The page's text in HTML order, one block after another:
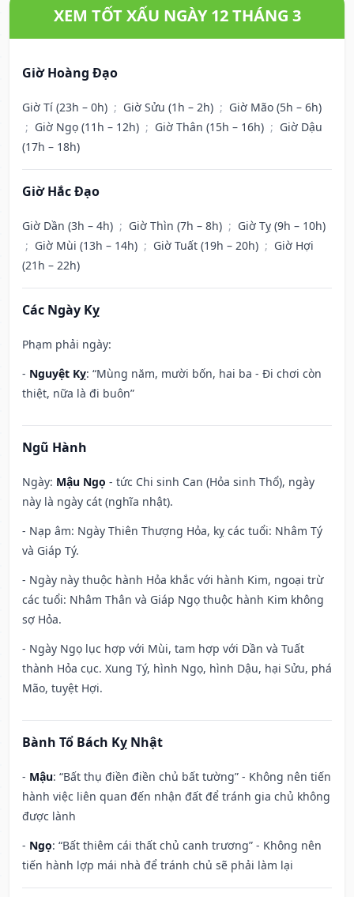
XEM TỐT XẤU NGÀY 12 THÁNG 3
Giờ Hoàng Đạo
Giờ Tí (23h – 0h) ; Giờ Sửu (1h – 2h) ; Giờ Mão (5h – 6h)
; Giờ Ngọ (11h – 12h) ; Giờ Thân (15h – 16h) ; Giờ Dậu
(17h – 18h)
Giờ Hắc Đạo
Giờ Dần (3h – 4h) ; Giờ Thìn (7h – 8h) ; Giờ Tỵ (9h – 10h)
; Giờ Mùi (13h – 14h) ; Giờ Tuất (19h – 20h) ; Giờ Hợi
(21h – 22h)
Các Ngày Kỵ
Phạm phải ngày:
- Nguyệt Kỵ: “Mùng năm, mười bốn, hai ba - Đi chơi còn
thiệt, nữa là đi buôn”
Ngũ Hành
Ngày: Mậu Ngọ - tức Chi sinh Can (Hỏa sinh Thổ), ngày
này là ngày cát (nghĩa nhật).
- Nạp âm: Ngày Thiên Thượng Hỏa, kỵ các tuổi: Nhâm Tý
và Giáp Tý.
- Ngày này thuộc hành Hỏa khắc với hành Kim, ngoại trừ
các tuổi: Nhâm Thân và Giáp Ngọ thuộc hành Kim không
sợ Hỏa.
- Ngày Ngọ lục hợp với Mùi, tam hợp với Dần và Tuất
thành Hỏa cục. Xung Tý, hình Ngọ, hình Dậu, hại Sửu, phá
Mão, tuyệt Hợi.
Bành Tổ Bách Kỵ Nhật
- Mậu: “Bất thụ điền điền chủ bất tường” - Không nên tiến
hành việc liên quan đến nhận đất để tránh gia chủ không
được lành
- Ngọ: “Bất thiêm cái thất chủ canh trương” - Không nên
tiến hành lợp mái nhà để tránh chủ sẽ phải làm lại